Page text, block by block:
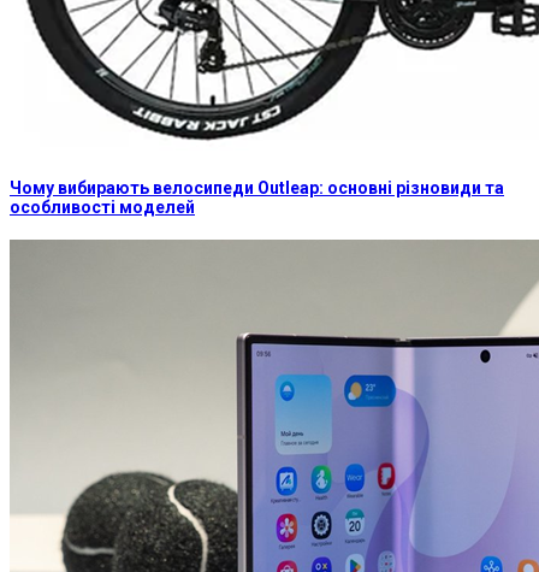
Чому вибирають велосипеди Outleap: основні різновиди та
особливості моделей